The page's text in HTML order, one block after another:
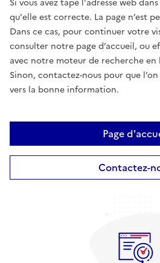
Si vous avez tapé l'adresse web
qu'elle est correcte. La page n’est
Dans ce cas, pour continuer votre
consulter notre page d’accueil, ou
avec notre moteur de recherche en
Sinon, contactez-nous pour que
vers la bonne information.
Page
Contactez-